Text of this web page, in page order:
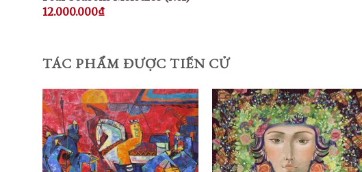
12.000.000₫
TÁC PHẨM ĐƯỢC TIẾN CỬ